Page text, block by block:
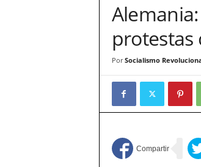
protestas
Por Socialismo